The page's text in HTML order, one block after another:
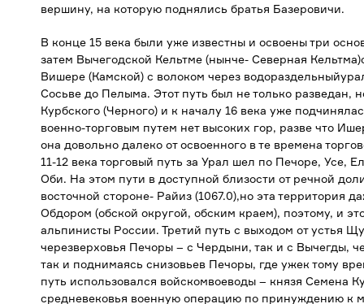
вершину, на которую поднялись братья Базеровичи.
В конце 15 века были уже известны и освоены три
затем Вычегодской Кельтме (нынче- Северная
Вишере (Камской) с волоком через
Сосьве до Пелыма. Этот путь был не только разведан,
Курбского (Черного) и к началу 16 века уже
военно-торговым путем нет высоких гор, разве что
она довольно далеко от освоенного в те времена
11-12 века торговый путь за Урал шел по Печоре, Усе,
Оби. На этом пути в доступной близости от речной
восточной стороне- Райиз (1067.0),но эта территория
Обдором (обской округой, обским краем), поэтому, и
альпинисты России. Третий путь с выходом от устья
черезверховья Печоры – с Чердыни, так и с
так и поднимаясь снизовьев Печоры, где ужек тому
путь использовался войскомвоеводы – князя Семена
средневековья военную операцию по принуждению к